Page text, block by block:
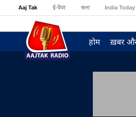
Aaj Tak ई-पेपर বাংলা India Today
होम ख़बर और